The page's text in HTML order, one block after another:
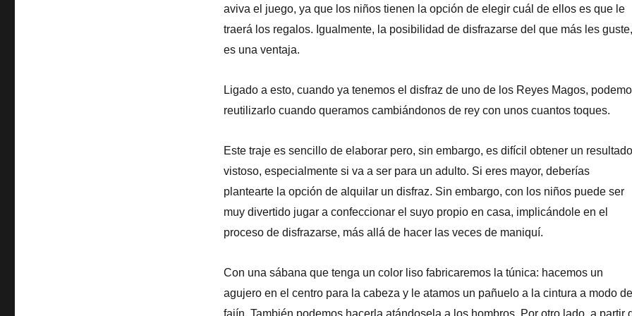
aviva el juego, ya que los niños tienen la opción de elegir cuál de ellos es que le
traerá los regalos. Igualmente, la posibilidad de disfrazarse del que más les guste,
es una ventaja.
Ligado a esto, cuando ya tenemos el disfraz de uno de los Reyes Magos,
reutilizarlo cuando queramos cambiándonos de rey con unos cuantos toques.
Este traje es sencillo de elaborar pero, sin embargo, es difícil obtener un resultado
vistoso, especialmente si va a ser para un adulto. Si eres mayor, deberías
plantearte la opción de alquilar un disfraz. Sin embargo, con los niños puede ser
muy divertido jugar a confeccionar el suyo propio en casa, implicándole en el
proceso de disfrazarse, más allá de hacer las veces de maniquí.
Con una sábana que tenga un color liso fabricaremos la túnica: hacemos un
agujero en el centro para la cabeza y le atamos un pañuelo a la cintura a modo de
fajín. También podemos hacerla atándosela a los hombros. Por otro lado, a partir